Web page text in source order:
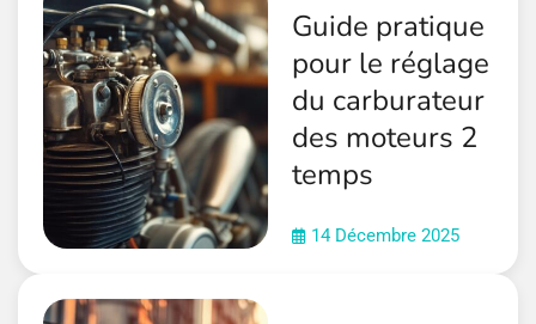
Guide pratique
pour le réglage
du carburateur
des moteurs 2
temps
14 Décembre 2025